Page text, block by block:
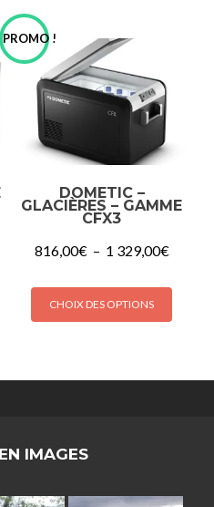
PROMO !
DOMETIC –
GLACIÈRES – GAMME
CFX3
816,00€ – 1 329,00€Plage
prix :
à
CHOIX DES OPTIONS
Ce
IMAGES